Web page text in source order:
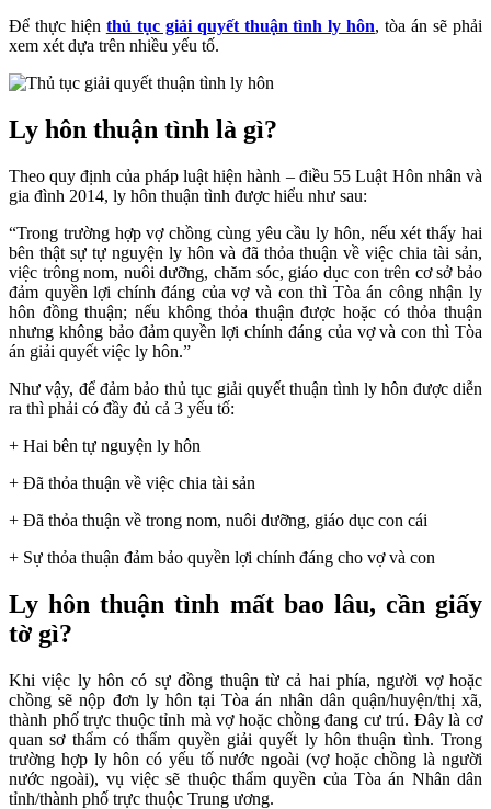
Để thực hiện thủ tục giải quyết thuận tình ly hôn, tòa án sẽ phải
xem xét dựa trên nhiều yếu tố.
Ly hôn thuận tình là gì?
Theo quy định của pháp luật hiện hành – điều 55 Luật Hôn nhân và
gia đình 2014, ly hôn thuận tình được hiểu như sau:
“Trong trường hợp vợ chồng cùng yêu cầu ly hôn, nếu xét thấy hai
bên thật sự tự nguyện ly hôn và đã thỏa thuận về việc chia tài sản,
việc trông nom, nuôi dưỡng, chăm sóc, giáo dục con trên cơ sở bảo
đảm quyền lợi chính đáng của vợ và con thì Tòa án công nhận ly
hôn đồng thuận; nếu không thỏa thuận được hoặc có thỏa thuận
nhưng không bảo đảm quyền lợi chính đáng của vợ và con thì Tòa
án giải quyết việc ly hôn.”
Như vậy, để đảm bảo thủ tục giải quyết thuận tình ly hôn được diễn
ra thì phải có đầy đủ cả 3 yếu tố:
+ Hai bên tự nguyện ly hôn
+ Đã thỏa thuận về việc chia tài sản
+ Đã thỏa thuận về trong nom, nuôi dưỡng, giáo dục con cái
+ Sự thỏa thuận đảm bảo quyền lợi chính đáng cho vợ và con
Ly hôn thuận tình mất bao lâu, cần giấy
tờ gì?
Khi việc ly hôn có sự đồng thuận từ cả hai phía, người vợ hoặc
chồng sẽ nộp đơn ly hôn tại Tòa án nhân dân quận/huyện/thị xã,
thành phố trực thuộc tỉnh mà vợ hoặc chồng đang cư trú. Đây là cơ
quan sơ thẩm có thẩm quyền giải quyết ly hôn thuận tình. Trong
trường hợp ly hôn có yếu tố nước ngoài (vợ hoặc chồng là người
nước ngoài), vụ việc sẽ thuộc thẩm quyền của Tòa án Nhân dân
tỉnh/thành phố trực thuộc Trung ương.